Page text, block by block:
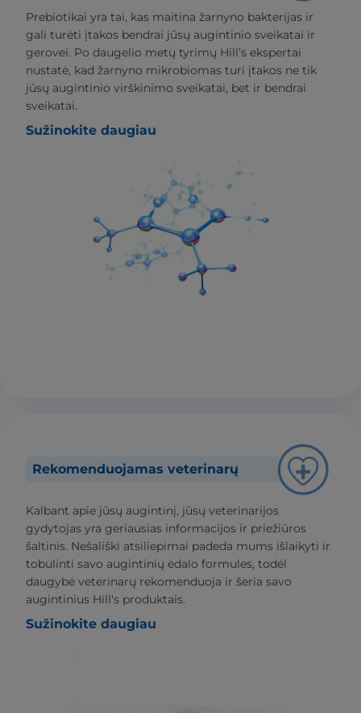
Prebiotikai yra tai, kas maitina žarnyno bakterijas ir
gali turėti įtakos bendrai jūsų augintinio sveikatai ir
gerovei. Po daugelio metų tyrimų Hill’s ekspertai
nustatė, kad žarnyno mikrobiomas turi įtakos ne tik
jūsų augintinio virškinimo sveikatai, bet ir bendrai
sveikatai.
Sužinokite daugiau
Rekomenduojamas veterinarų
Kalbant apie jūsų augintinį, jūsų veterinarijos
gydytojas yra geriausias informacijos ir priežiūros
šaltinis. Nešališki atsiliepimai padeda mums išlaikyti ir
tobulinti savo augintinių ėdalo formules, todėl
daugybė veterinarų rekomenduoja ir šeria savo
augintinius Hill's produktais.
Sužinokite daugiau